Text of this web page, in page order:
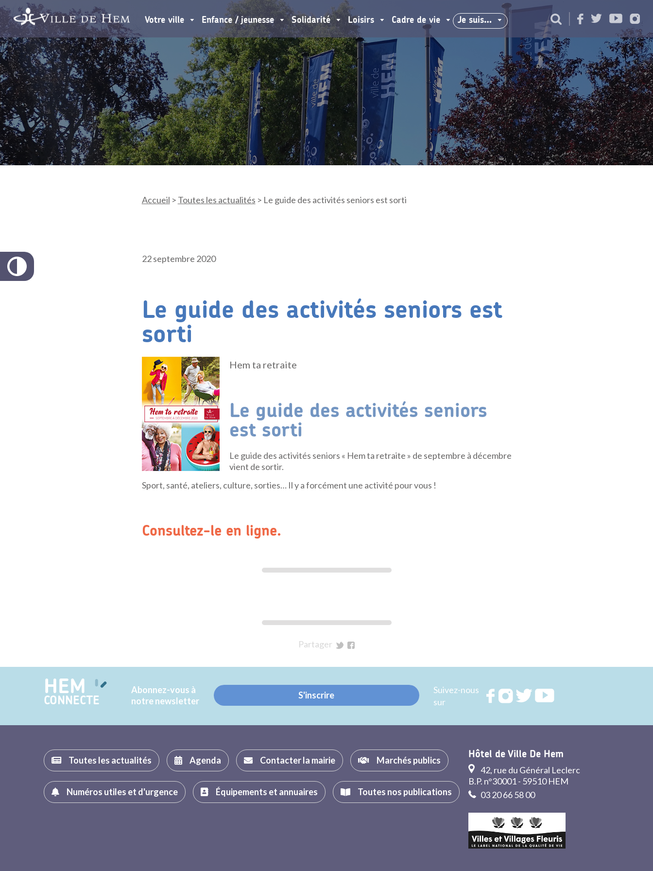
Votre ville Enfance / jeunesse Solidarité Loisirs Cadre de vie Je suis…
Accueil > Toutes les actualités > Le guide des activités seniors est sorti
22 septembre 2020
Le guide des activités seniors est
sorti
Hem ta retraite
Le guide des activités seniors
est sorti
Le guide des activités seniors « Hem ta retraite » de septembre à décembre
vient de sortir.
Sport, santé, ateliers, culture, sorties… Il y a forcément une activité pour vous !
Consultez-le en ligne.
Partager
Twitter
Facebook
HEM
CONNECTE
Abonnez-vous à
notre newsletter
S'inscrire
Suivez-nous
sur
RejoignezRejoignezRejoignez
Toutes les actualités Agenda Contacter la mairie Marchés publics
Numéros utiles et d'urgence Équipements et annuaires Toutes nos publications
Hôtel de Ville De Hem
42, rue du Général Leclerc
B.P. n°30001 - 59510 HEM
03 20 66 58 00